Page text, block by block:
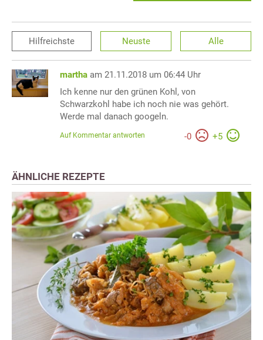
Hilfreichste Neuste Alle
martha am 21.11.2018 um 06:44 Uhr
Ich kenne nur den grünen Kohl, von
Schwarzkohl habe ich noch nie was gehört.
Werde mal danach googeln.
-0 +5
Auf Kommentar antworten
ÄHNLICHE REZEPTE